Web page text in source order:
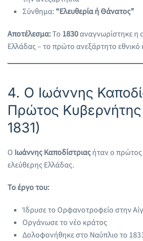
Σύνθημα: “Ελευθερία ή Θάνατος”
Αποτέλεσμα:Το 1830αναγνωρίστηκε η
Ελλάδας – το πρώτο ανεξάρτητο
4. Ο Ιωάννης
Πρώτος
1831)
Ο Ιωάννης Καποδίστριαςήταν ο
ελεύθερης Ελλάδας.
Το έργο του:
Ίδρυσε το Ορφανοτροφείο στην
Οργάνωσε το νέο κράτος
Δολοφονήθηκε στο Ναύπλιο το